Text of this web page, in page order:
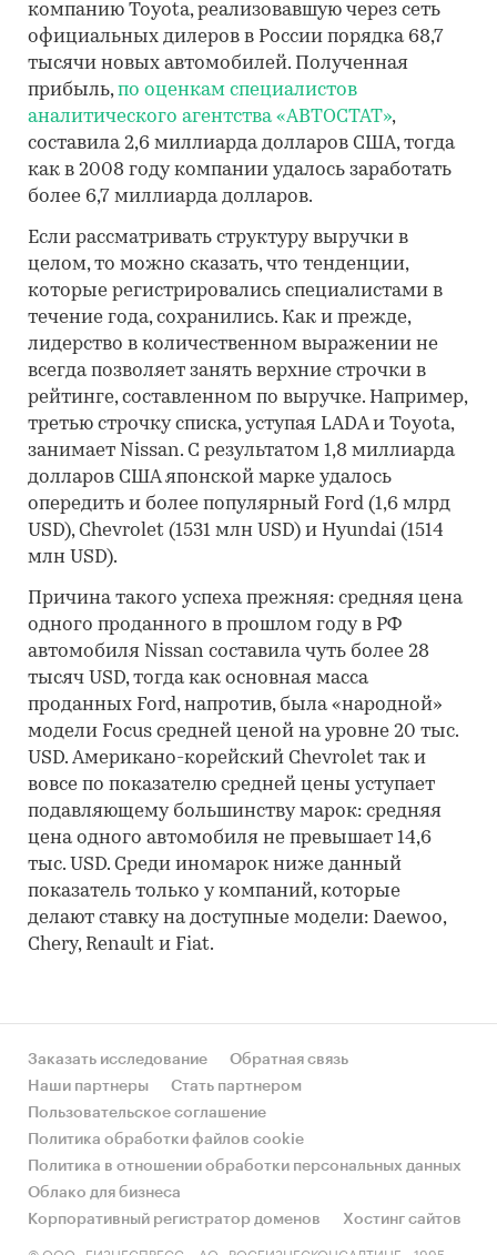
компанию Toyota, реализовавшую через сеть
официальных дилеров в России порядка 68,7
тысячи новых автомобилей. Полученная
прибыль,по оценкам специалистов
аналитического агентства «АВТОСТАТ»,
составила 2,6 миллиарда долларов США, тогда
как в 2008 году компании удалось заработать
более 6,7 миллиарда долларов.
Если рассматривать структуру выручки в
целом, то можно сказать, что тенденции,
которые регистрировались специалистами в
течение года, сохранились. Как и прежде,
лидерство в количественном выражении не
всегда позволяет занять верхние строчки в
рейтинге, составленном по выручке. Например,
третью строчку списка, уступая LADA и Toyota,
занимает Nissan. С результатом 1,8 миллиарда
долларов США японской марке удалось
опередить и более популярный Ford (1,6 млрд
USD), Chevrolet (1531 млн USD) и Hyundai (1514
млн USD).
Причина такого успеха прежняя: средняя цена
одного проданного в прошлом году в РФ
автомобиля Nissan составила чуть более 28
тысяч USD, тогда как основная масса
проданных Ford, напротив, была «народной»
модели Focus средней ценой на уровне 20 тыс.
USD. Американо-корейский Chevrolet так и
вовсе по показателю средней цены уступает
подавляющему большинству марок: средняя
цена одного автомобиля не превышает 14,6
тыс. USD. Среди иномарок ниже данный
показатель только у компаний, которые
делают ставку на доступные модели: Daewoo,
Chery, Renault и Fiat.
Заказать исследование
Обратная связь
Наши партнеры
Стать партнером
Пользовательское соглашение
Политика обработки файлов cookie
Политика в отношении обработки персональных данных
Облако для бизнеса
Корпоративный регистратор доменов
Хостинг сайтов